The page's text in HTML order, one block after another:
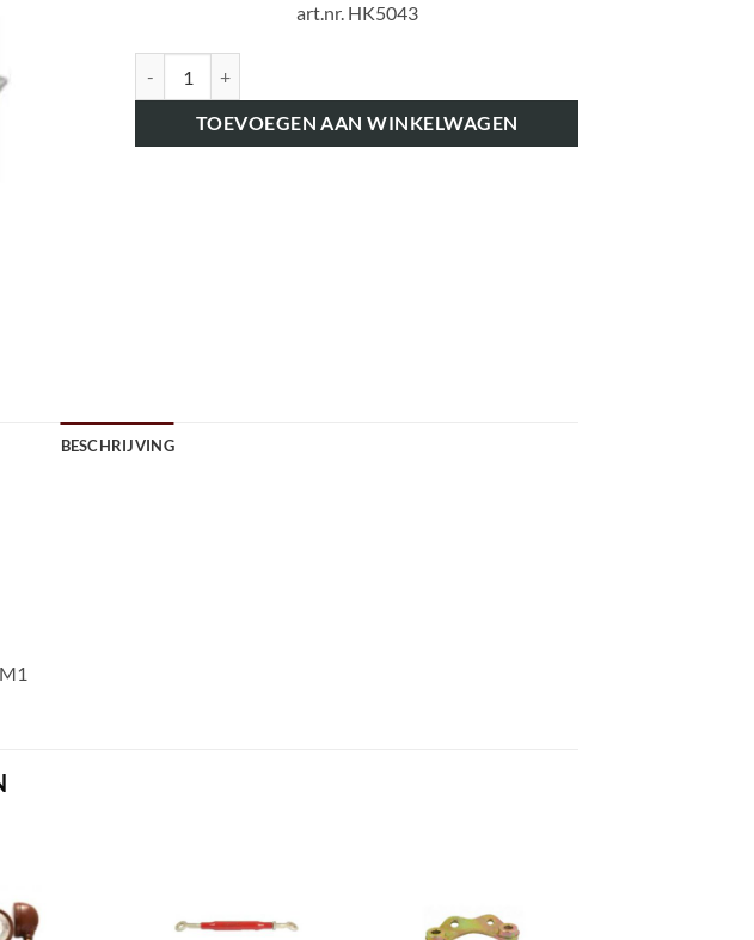
art.nr. HK5043
TOEVOEGEN AAN WINKELWAGEN
BESCHRIJVING